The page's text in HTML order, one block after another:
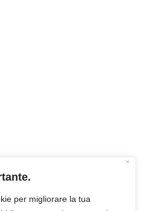
per migliorare la tua